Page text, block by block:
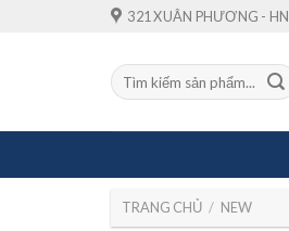
321 XUÂN PHƯƠNG - HN
Tìm
kiếm:
TRANG CHỦ / NEW